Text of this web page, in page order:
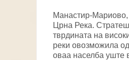
Манастир-Мариово,
Црна Река.
тврдината на
реки овозможила
оваа населба уште